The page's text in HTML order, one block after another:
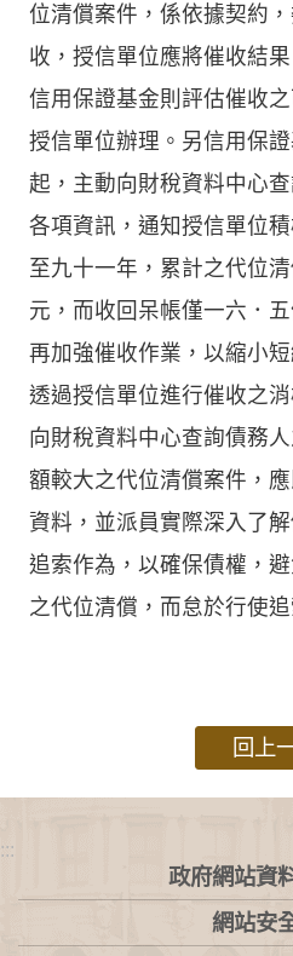
位清償案件，係依據契約
收，授信單位應將催收結
信用保證基金則評估催收
授信單位辦理。另信用保
起，主動向財稅資料中心
各項資訊，通知授信單位
至九十一年，累計之代位
元，而收回呆帳僅一六．
再加強催收作業，以縮小
透過授信單位進行催收之
向財稅資料中心查詢債務
額較大之代位清償案件，
資料，並派員實際深入了
追索作為，以確保債權，
之代位清償，而怠於行使
回上
:::
政府網站資
網站安